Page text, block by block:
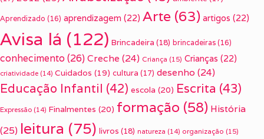
Aprendizado (16) aprendizagem (22) Arte (63) artigos (22)
Avisa lá (122) Brincadeira (18) brincadeiras (16)
conhecimento(26) Creche (24) Criança (15) Crianças (22)
criatividade (14) Cuidados (19) cultura (17) desenho (24)
Educação Infantil (42) escola (20) Escrita (43)
Expressão (14) Finalmentes (20) formação (58) História
(25) leitura (75) livros (18) natureza (14) organização (15)